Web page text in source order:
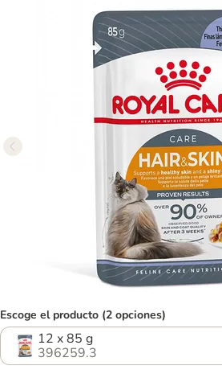
Escoge el producto (2 opciones)
12 x 85 g
396259.3